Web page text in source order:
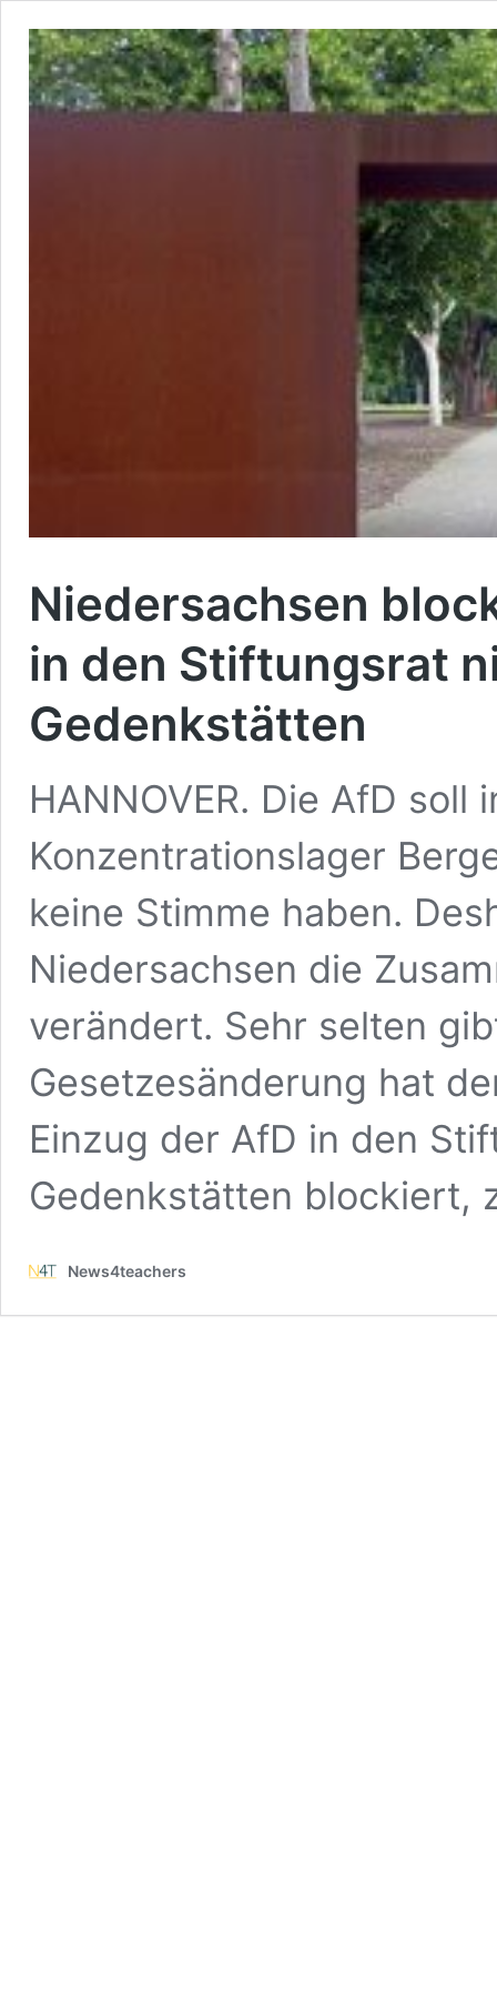
Niedersachsen
in den Stiftungsrat
Gedenkstätten
HANNOVER. Die AfD
Konzentrationslager
keine Stimme haben.
Niedersachsen die
verändert. Sehr selten
Gesetzesänderung hat
Einzug der AfD in den
Gedenkstätten blockiert,
News4teachers